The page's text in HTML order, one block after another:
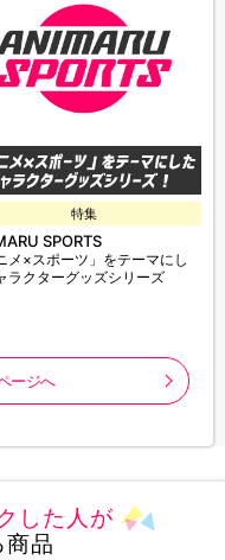
特集
SPORTS
メ×スポーツ」をテーマにし
ラクターグッズシリーズ
ージへ
した人が
商品